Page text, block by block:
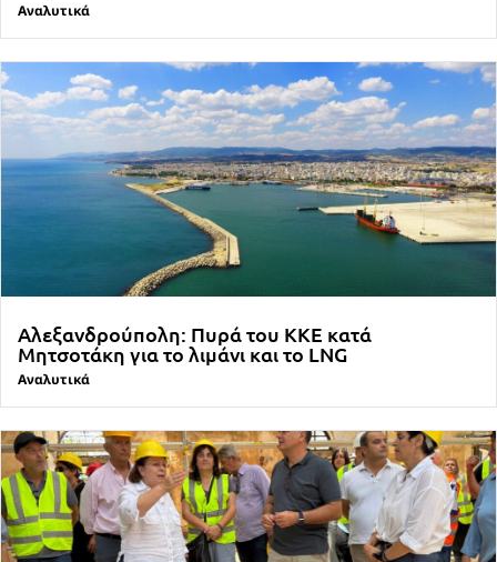
Αναλυτικά
Αλεξανδρούπολη: Πυρά του ΚΚΕ κατά
Μητσοτάκη για το λιμάνι και το LNG
Αναλυτικά